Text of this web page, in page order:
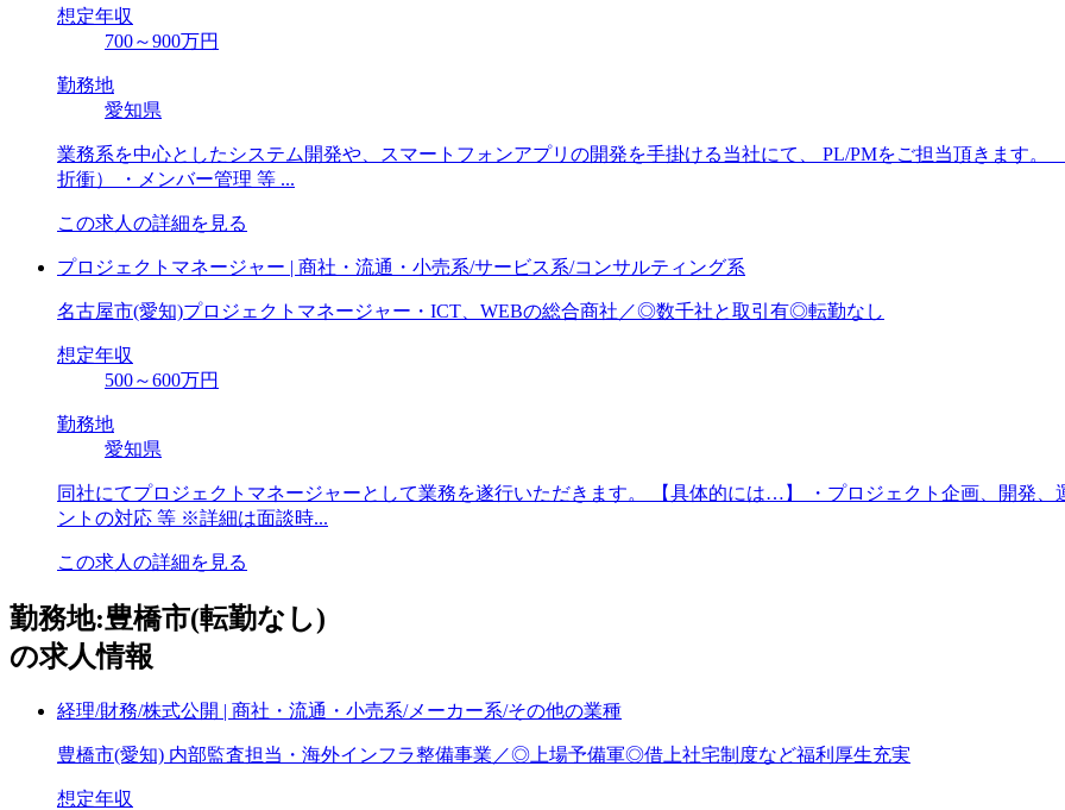
想定年収
700～900万円
勤務地
愛知県
業務系を中心としたシステム開発や、スマートフォンアプリの開発を手掛ける当社にて、 PL/PMをご担当頂きます
折衝） ・メンバー管理 等 ...
この求人の詳細を見る
プロジェクトマネージャー | 商社・流通・小売系/サービス系/コンサルティング系
名古屋市(愛知)プロジェクトマネージャー・ICT、WEBの総合商社／◎数千社と取引有◎転勤なし
想定年収
500～600万円
勤務地
愛知県
同社にてプロジェクトマネージャーとして業務を遂行いただきます。 【具体的には…】 ・プロジェクト企画、開発
ントの対応 等 ※詳細は面談時...
この求人の詳細を見る
勤務地:豊橋市(転勤なし)
の求人情報
経理/財務/株式公開 | 商社・流通・小売系/メーカー系/その他の業種
豊橋市(愛知) 内部監査担当・海外インフラ整備事業／◎上場予備軍◎借上社宅制度など福利厚生充実
想定年収